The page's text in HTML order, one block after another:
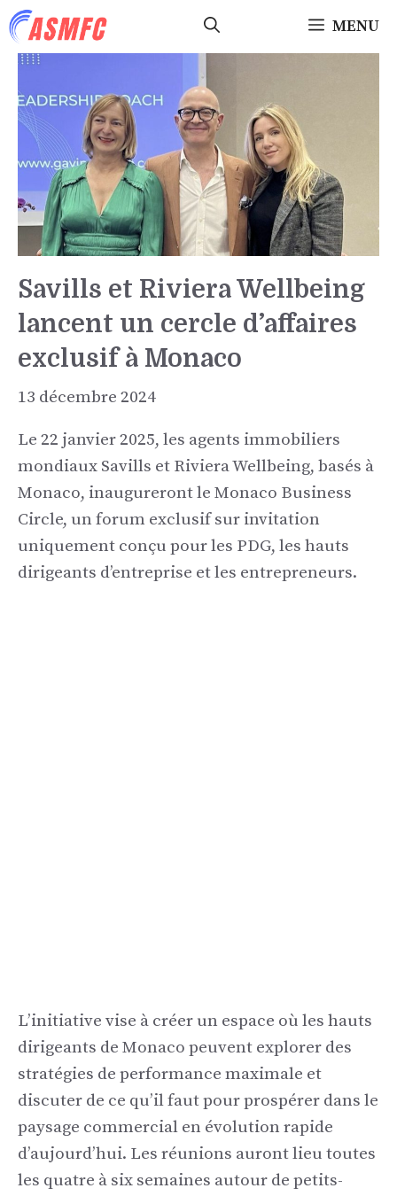
Aller
au
contenu
MENU
Savills et Riviera Wellbeing
lancent un cercle d’affaires
exclusif à Monaco
13 décembre 2024
Le 22 janvier 2025, les agents immobiliers
mondiaux Savills et Riviera Wellbeing, basés à
Monaco, inaugureront le Monaco Business
Circle, un forum exclusif sur invitation
uniquement conçu pour les PDG, les hauts
dirigeants d’entreprise et les entrepreneurs.
L’initiative vise à créer un espace où les hauts
dirigeants de Monaco peuvent explorer des
stratégies de performance maximale et
discuter de ce qu’il faut pour prospérer dans le
paysage commercial en évolution rapide
d’aujourd’hui. Les réunions auront lieu toutes
les quatre à six semaines autour de petits-